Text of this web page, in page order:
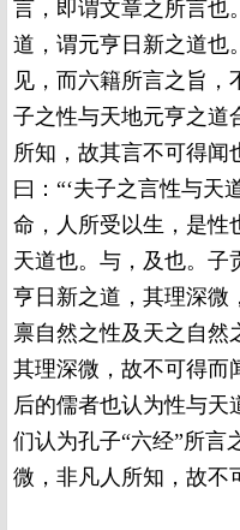
言，即谓文章之所言也
道，谓元亨日新之道也
见，而六籍所言之旨，
子之性与天地元亨之道
所知，故其言不可得闻
曰：“‘夫子之言性与天
命，人所受以生，是性
天道也。与，及也。子
亨日新之道，其理深
禀自然之性及天之自然
其理深微，故不可得而
后的儒者也认为性与天
们认为孔子“六经”所言
微，非凡人所知，故不